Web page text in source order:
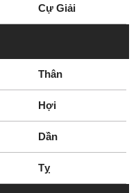
Cự Giải
Thân
Hợi
Dần
Tỵ